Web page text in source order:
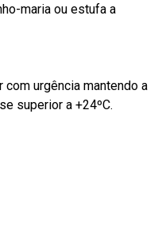
maria ou estufa a
com urgência mantendo a
superior a +24ºC.